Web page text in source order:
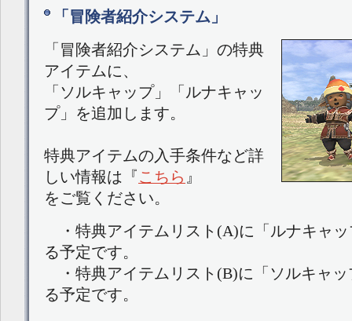
「冒険者紹介システム」
「冒険者紹介システム」の特典
アイテムに、
「ソルキャップ」「ルナキャッ
プ」を追加します。
特典アイテムの入手条件など詳
しい情報は『 こちら 』
をご覧ください。
・特典アイテムリスト(A)に「ルナキャッ
る予定です。
・特典アイテムリスト(B)に「ソルキャッ
る予定です。